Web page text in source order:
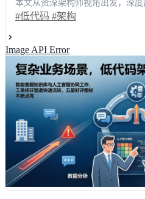
本文从资深架构师视角出发，深
块划分实战经验。结合权威行业
将项目交付周期缩短**40%以上
企业数字化转型构建高可用、易
#低代码 #架构
Image API Error